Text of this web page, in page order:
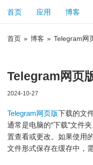
首页 应用 博客
首页 » 博客 » Telegram网
Telegram网页
2024-10-27
Telegram网页版下载的文
通常是电脑的“下载”文件
置查看或更改。如果使用
文件形式保存在缓存中，